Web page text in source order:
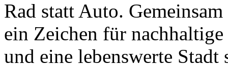
Rad statt Auto.
ein Zeichen für
und eine lebenswerte Stadt